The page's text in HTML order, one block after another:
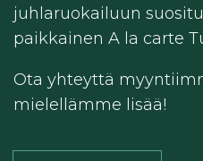
juhlaruokailuun
paikkainen A la carte
Ota yhteyttä
mielellämme lisää!